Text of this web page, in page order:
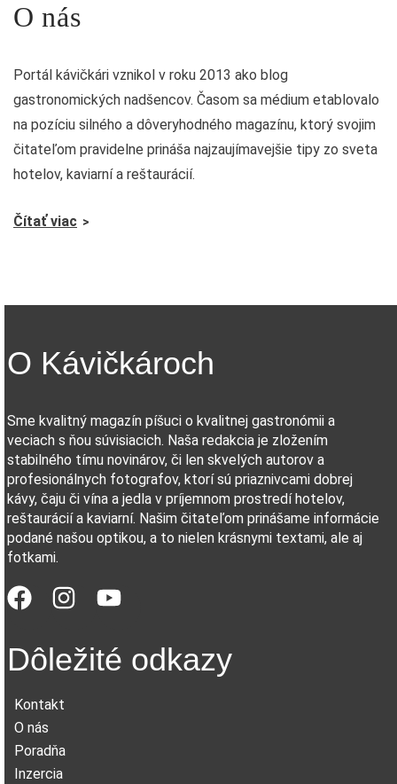
O nás
Portál kávičkári vznikol v roku 2013 ako blog
gastronomických nadšencov. Časom sa médium etablovalo
na pozíciu silného a dôveryhodného magazínu, ktorý svojim
čitateľom pravidelne prináša najzaujímavejšie tipy zo sveta
hotelov, kaviarní a reštaurácií.
Čítať viac
O Kávičkároch
Sme kvalitný magazín píšuci o kvalitnej gastronómii a
veciach s ňou súvisiacich. Naša redakcia je zložením
stabilného tímu novinárov, či len skvelých autorov a
profesionálnych fotografov, ktorí sú priaznivcami dobrej
kávy, čaju či vína a jedla v príjemnom prostredí hotelov,
reštaurácií a kaviarní. Našim čitateľom prinášame informácie
podané našou optikou, a to nielen krásnymi textami, ale aj
fotkami.
Dôležité odkazy
Kontakt
O nás
Poradňa
Inzercia